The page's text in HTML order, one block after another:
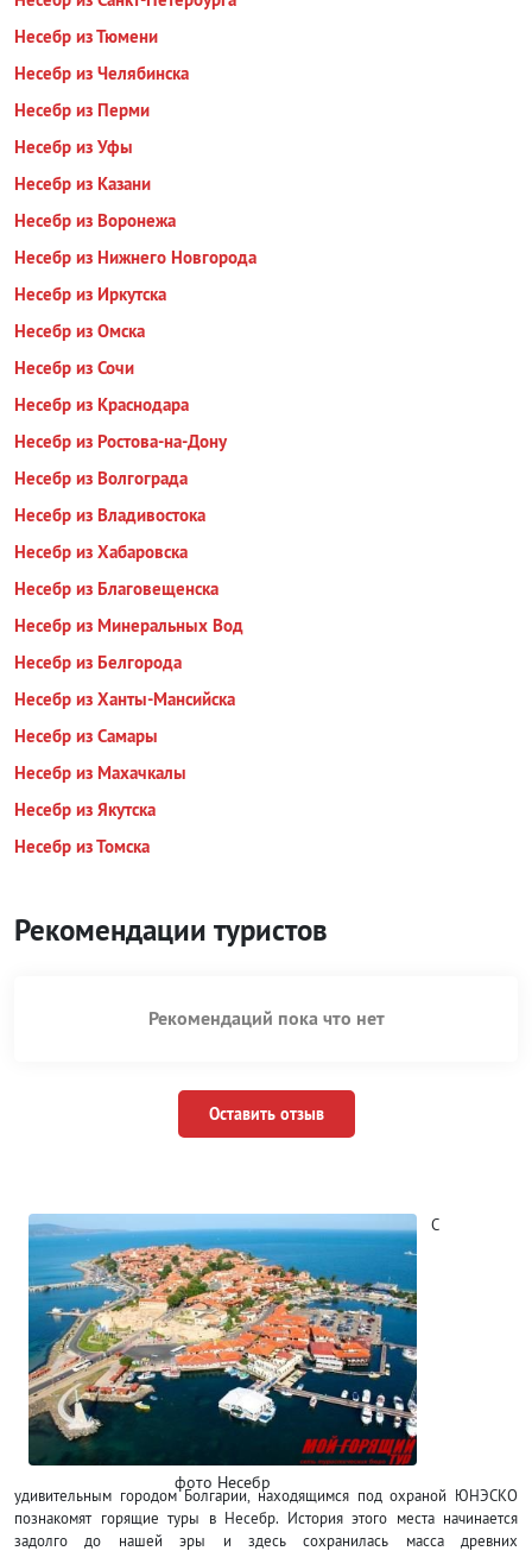
Несебр из Тюмени
Несебр из Челябинска
Несебр из Перми
Несебр из Уфы
Несебр из Казани
Несебр из Воронежа
Несебр из Нижнего Новгорода
Несебр из Иркутска
Несебр из Омска
Несебр из Сочи
Несебр из Краснодара
Несебр из Ростова-на-Дону
Несебр из Волгограда
Несебр из Владивостока
Несебр из Хабаровска
Несебр из Благовещенска
Несебр из Минеральных Вод
Несебр из Белгорода
Несебр из Ханты-Мансийска
Несебр из Самары
Несебр из Махачкалы
Несебр из Якутска
Несебр из Томска
Рекомендации туристов
Рекомендаций пока что нет
Оставить отзыв
фото Несебр
С
удивительным городом Болгарии, находящимся под охраной ЮНЭСКО
познакомят горящие туры в Несебр. История этого места начинается
задолго до нашей эры и здесь сохранилась масса древних